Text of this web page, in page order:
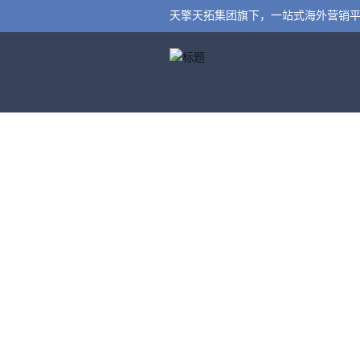
天擎天拓集团旗下，一站式海外营销